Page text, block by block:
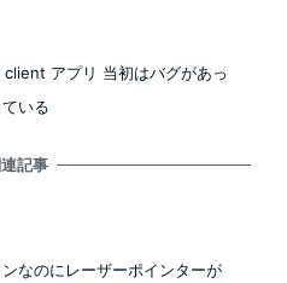
アプリ 当初はバグがあっ
いる
記事
なのにレーザーポインターが